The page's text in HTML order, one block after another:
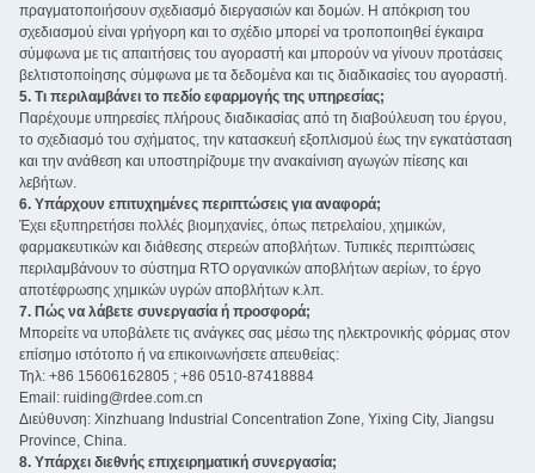
πραγματοποιήσουν σχεδιασμό διεργασιών και δομών. Η απόκριση του
σχεδιασμού είναι γρήγορη και το σχέδιο μπορεί να τροποποιηθεί έγκαιρα
σύμφωνα με τις απαιτήσεις του αγοραστή και μπορούν να γίνουν προτάσεις
βελτιστοποίησης σύμφωνα με τα δεδομένα και τις διαδικασίες του αγοραστή.
5. Τι περιλαμβάνει το πεδίο εφαρμογής της υπηρεσίας;
Παρέχουμε υπηρεσίες πλήρους διαδικασίας από τη διαβούλευση του έργου,
το σχεδιασμό του σχήματος, την κατασκευή εξοπλισμού έως την εγκατάσταση
και την ανάθεση και υποστηρίζουμε την ανακαίνιση αγωγών πίεσης και
λεβήτων.
6. Υπάρχουν επιτυχημένες περιπτώσεις για αναφορά;
Έχει εξυπηρετήσει πολλές βιομηχανίες, όπως πετρελαίου, χημικών,
φαρμακευτικών και διάθεσης στερεών αποβλήτων. Τυπικές περιπτώσεις
περιλαμβάνουν το σύστημα RTO οργανικών αποβλήτων αερίων, το έργο
αποτέφρωσης χημικών υγρών αποβλήτων κ.λπ.
7. Πώς να λάβετε συνεργασία ή προσφορά;
Μπορείτε να υποβάλετε τις ανάγκες σας μέσω της ηλεκτρονικής φόρμας στον
επίσημο ιστότοπο ή να επικοινωνήσετε απευθείας:
Τηλ: +86 15606162805 ; +86 0510-87418884
Email: ruiding@rdee.com.cn
Διεύθυνση: Xinzhuang Industrial Concentration Zone, Yixing City, Jiangsu
Province, China.
8. Υπάρχει διεθνής επιχειρηματική συνεργασία; ‌